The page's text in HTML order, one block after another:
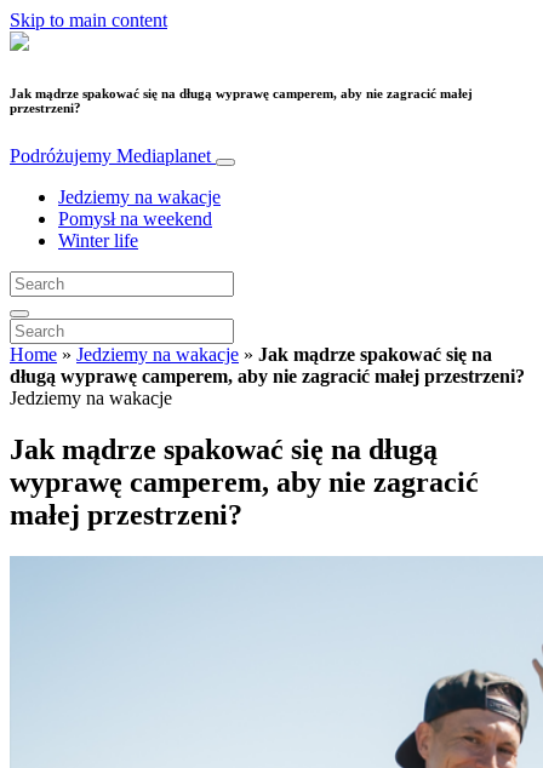
Skip to main content
Jak mądrze spakować się na długą wyprawę camperem, aby nie zagracić małej
przestrzeni?
Podróżujemy Mediaplanet
Jedziemy na wakacje
Pomysł na weekend
Winter life
Home » Jedziemy na wakacje » Jak mądrze spakować się na
długą wyprawę camperem, aby nie zagracić małej przestrzeni?
Jedziemy na wakacje
Jak mądrze spakować się na długą
wyprawę camperem, aby nie zagracić
małej przestrzeni?